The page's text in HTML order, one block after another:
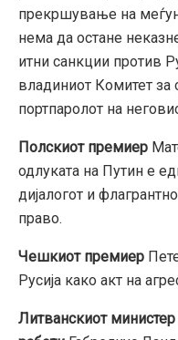
прекршување на
нема да остане
итни санкции против
владиниот Комитет за
портпаролот на
Полскиот премиер
одлуката на Путин е
дијалогот и
право.
Чешкиот премиер
Русија како акт на
Литванскиот